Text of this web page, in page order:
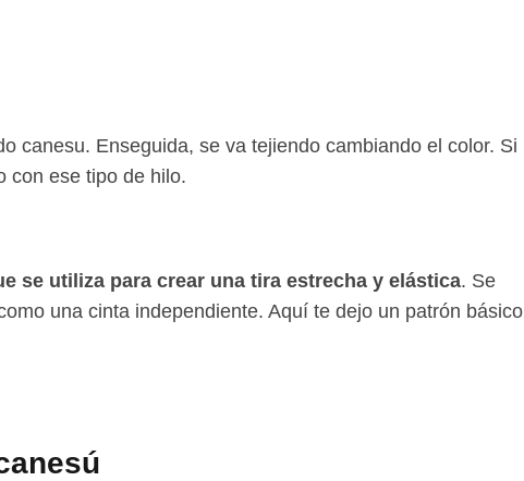
canesu. Enseguida, se va tejiendo cambiando el color. Si
con ese tipo de hilo.
se utiliza para crear una tira estrecha y elástica. Se
una cinta independiente. Aquí te dejo un patrón básico